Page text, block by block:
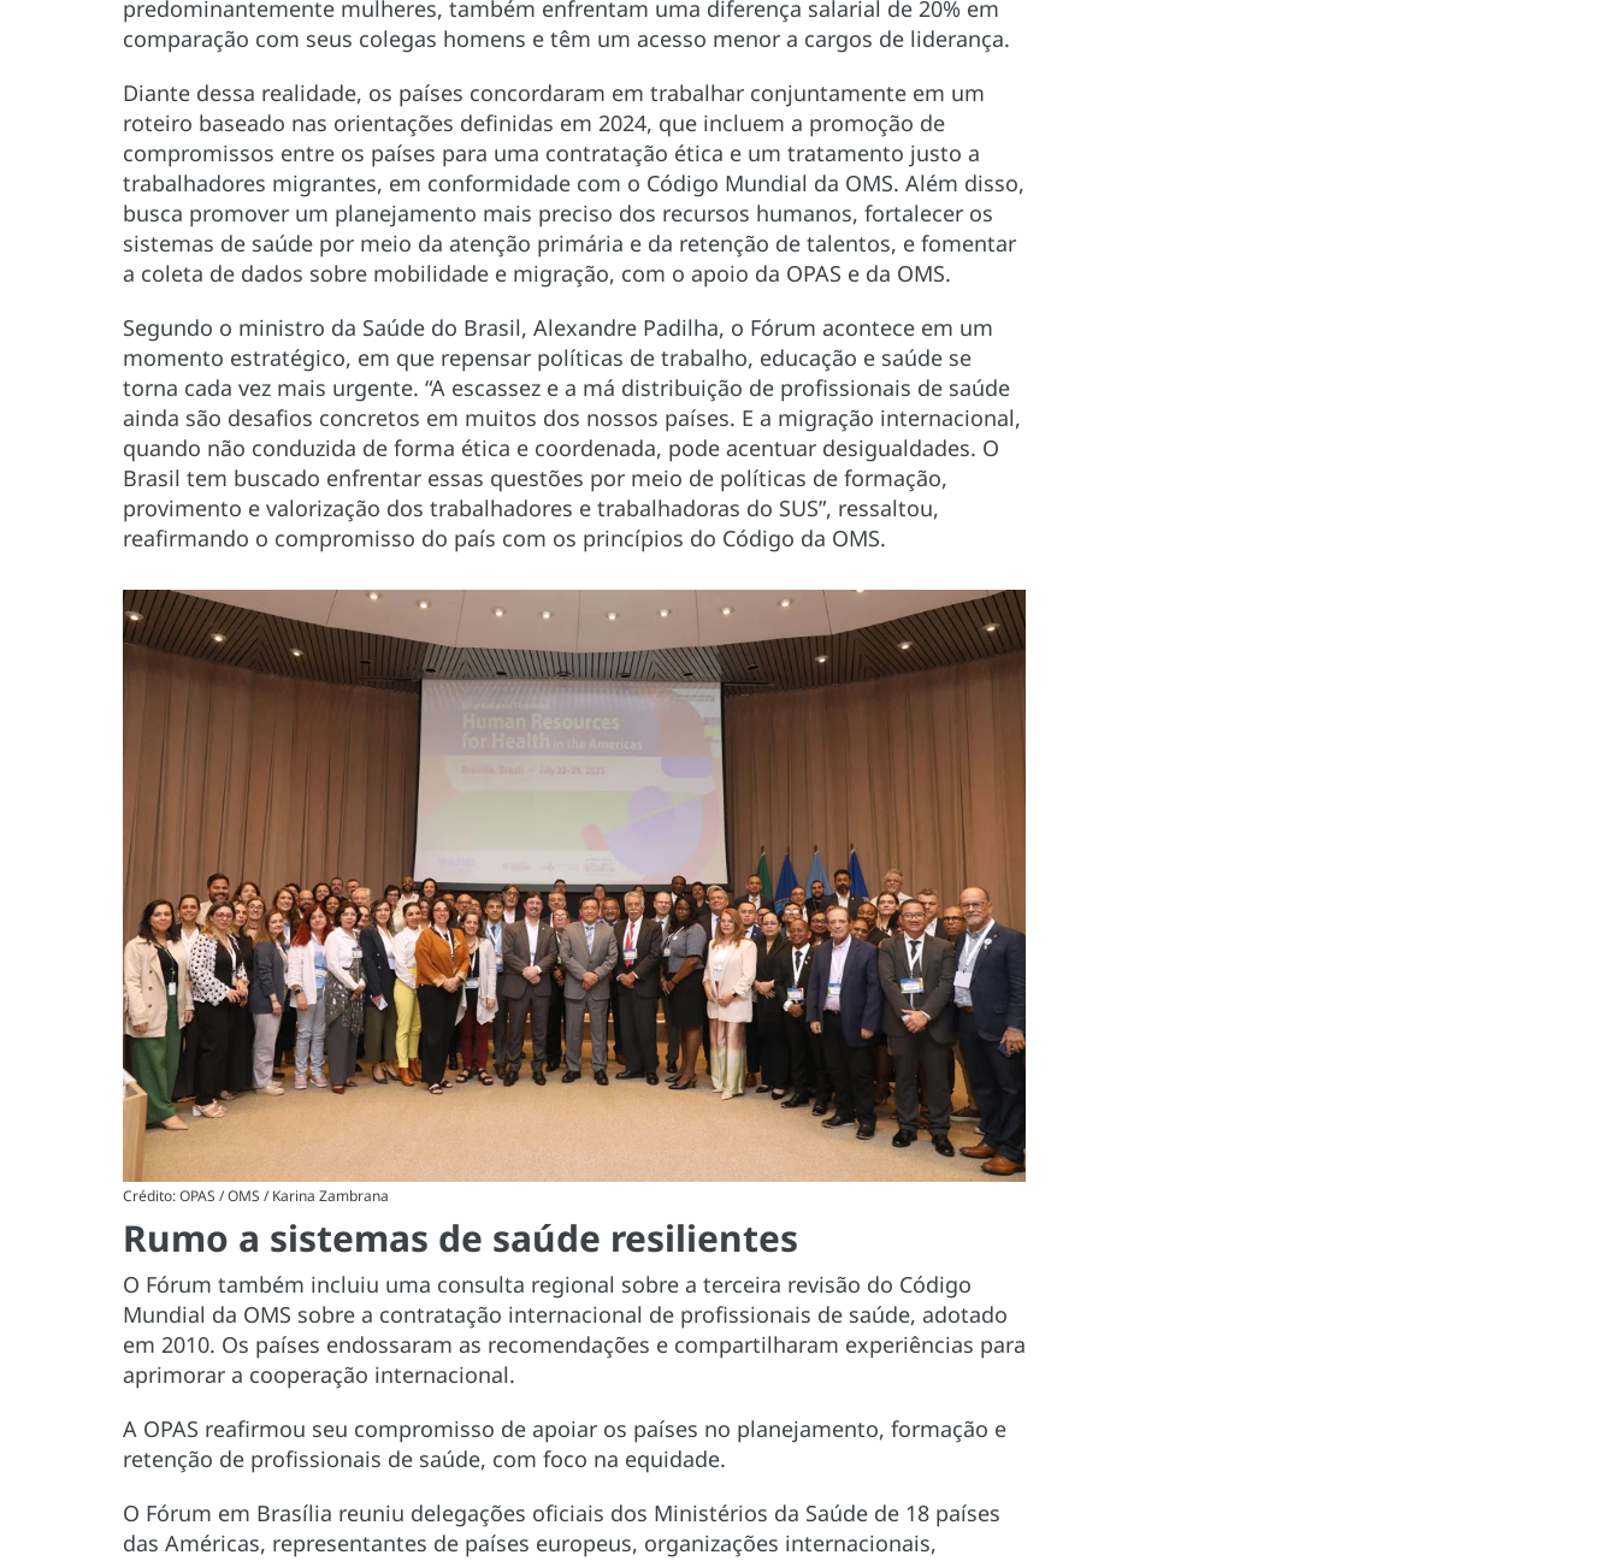
predominantemente mulheres, também enfrentam uma diferença salarial de 20% em
comparação com seus colegas homens e têm um acesso menor a cargos de liderança.
Diante dessa realidade, os países concordaram em trabalhar conjuntamente em um
roteiro baseado nas orientações definidas em 2024, que incluem a promoção de
compromissos entre os países para uma contratação ética e um tratamento justo a
trabalhadores migrantes, em conformidade com o Código Mundial da OMS. Além disso,
busca promover um planejamento mais preciso dos recursos humanos, fortalecer os
sistemas de saúde por meio da atenção primária e da retenção de talentos, e fomentar
a coleta de dados sobre mobilidade e migração, com o apoio da OPAS e da OMS.
Segundo o ministro da Saúde do Brasil, Alexandre Padilha, o Fórum acontece em um
momento estratégico, em que repensar políticas de trabalho, educação e saúde se
torna cada vez mais urgente. “A escassez e a má distribuição de profissionais de saúde
ainda são desafios concretos em muitos dos nossos países. E a migração internacional,
quando não conduzida de forma ética e coordenada, pode acentuar desigualdades. O
Brasil tem buscado enfrentar essas questões por meio de políticas de formação,
provimento e valorização dos trabalhadores e trabalhadoras do SUS”, ressaltou,
reafirmando o compromisso do país com os princípios do Código da OMS.
Crédito: OPAS / OMS / Karina Zambrana
Rumo a sistemas de saúde resilientes
O Fórum também incluiu uma consulta regional sobre a terceira revisão do Código
Mundial da OMS sobre a contratação internacional de profissionais de saúde, adotado
em 2010. Os países endossaram as recomendações e compartilharam experiências para
aprimorar a cooperação internacional.
A OPAS reafirmou seu compromisso de apoiar os países no planejamento, formação e
retenção de profissionais de saúde, com foco na equidade.
O Fórum em Brasília reuniu delegações oficiais dos Ministérios da Saúde de 18 países
das Américas, representantes de países europeus, organizações internacionais,